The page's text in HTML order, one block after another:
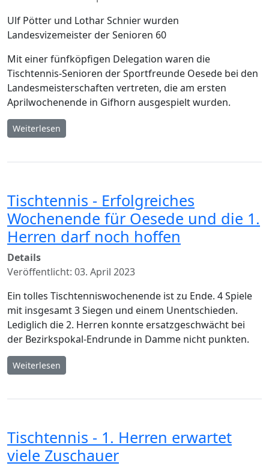
Ulf Pötter und Lothar Schnier wurden
Landesvizemeister der Senioren 60
Mit einer fünfköpfigen Delegation waren die
Tischtennis-Senioren der Sportfreunde Oesede bei den
Landesmeisterschaften vertreten, die am ersten
Aprilwochenende in Gifhorn ausgespielt wurden.
Weiterlesen
Tischtennis - Erfolgreiches
Wochenende für Oesede und die 1.
Herren darf noch hoffen
Details
Veröffentlicht: 03. April 2023
Ein tolles Tischtenniswochenende ist zu Ende. 4 Spiele
mit insgesamt 3 Siegen und einem Unentschieden.
Lediglich die 2. Herren konnte ersatzgeschwächt bei
der Bezirkspokal-Endrunde in Damme nicht punkten.
Weiterlesen
Tischtennis - 1. Herren erwartet
viele Zuschauer